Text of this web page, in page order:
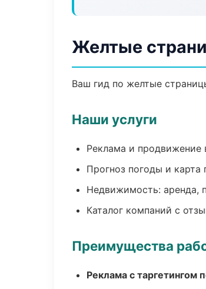
Желтые
Ваш гид по желтые
Наши услуги
Реклама и продвижение
Прогноз погоды и карта
Недвижимость: аренда,
Каталог компаний с
Преимущества
Реклама с таргетингом